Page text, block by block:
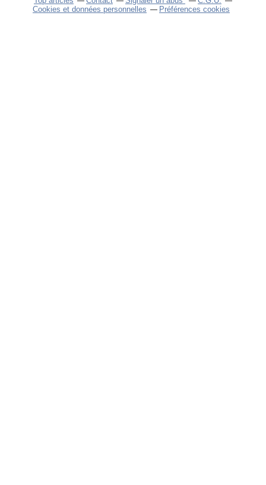
Cookies et données personnelles
Préférences cookies